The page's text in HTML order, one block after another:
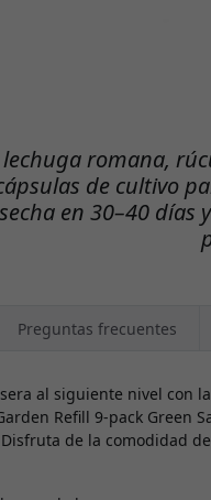
romana,
de cultivo
en 30–40
Preguntas frecuentes
al siguiente nivel con
Refill 9-pack Green
de la comodidad